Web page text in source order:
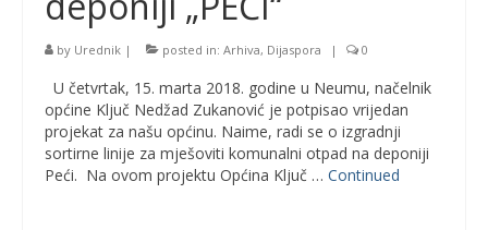
by Urednik | posted in: Arhiva, Dijaspora | 0
U četvrtak, 15. marta 2018. godine u Neumu, načelnik
općine Ključ Nedžad Zukanović je potpisao vrijedan
projekat za našu općinu. Naime, radi se o izgradnji
sortirne linije za mješoviti komunalni otpad na deponiji
Peći. Na ovom projektu Općina Ključ … Continued